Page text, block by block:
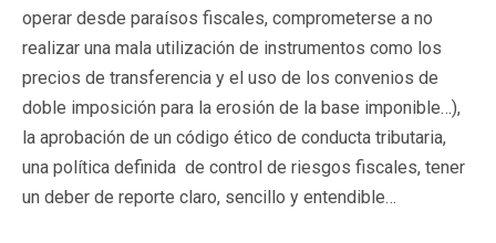
operar desde paraísos fiscales, comprometerse a no
realizar una mala utilización de instrumentos como los
precios de transferencia y el uso de los convenios de
doble imposición para la erosión de la base imponible…),
la aprobación de un código ético de conducta tributaria,
una política definida de control de riesgos fiscales, tener
un deber de reporte claro, sencillo y entendible…